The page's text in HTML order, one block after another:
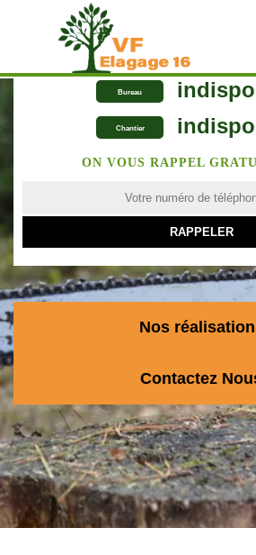
Bureau
Chantier
ON VOUS RAPPEL
Nos
Contactez